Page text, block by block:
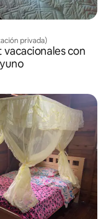
privada)
con